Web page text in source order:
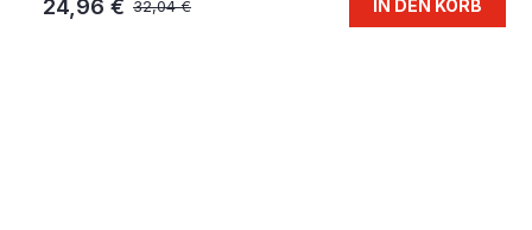
32,04 €
24,96 € IN DEN KORB